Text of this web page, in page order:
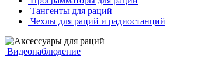
Тангенты для раций
Чехлы для раций и радиостанций
Видеонаблюдение